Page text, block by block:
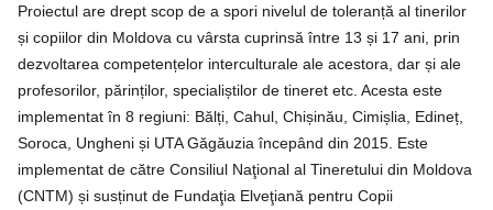
Proiectul are drept scop de a spori nivelul de toleranță al tinerilor
și copiilor din Moldova cu vârsta cuprinsă între 13 și 17 ani, prin
dezvoltarea competențelor interculturale ale acestora, dar și ale
profesorilor, părinților, specialiștilor de tineret etc. Acesta este
implementat în 8 regiuni: Bălți, Cahul, Chișinău, Cimișlia, Edineț,
Soroca, Ungheni și UTA Găgăuzia începând din 2015. Este
implementat de către Consiliul Naţional al Tineretului din Moldova
(CNTM) și susținut de Fundaţia Elveţiană pentru Copii